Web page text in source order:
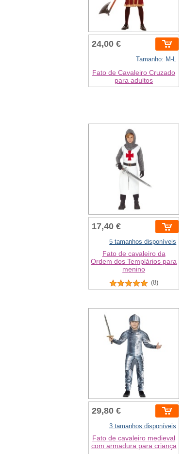
24,00 €
Tamanho: M-L
Fato de Cavaleiro Cruzado
para adultos
17,40 €
5 tamanhos disponíveis
Fato de cavaleiro da
Ordem dos Templários para
menino
(8)
29,80 €
3 tamanhos disponíveis
Fato de cavaleiro medieval
com armadura para criança